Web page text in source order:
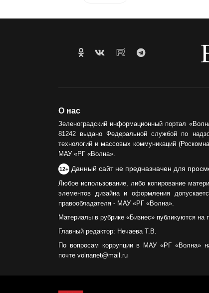
О нас
Зеленоградский информационный портал
81242 выдано Федеральной службой по
технологий и массовых коммуникаций
МАУ «РГ «Волна».
12+ Данный сайт не предназначен для
Любое использование, либо копирование
элементов дизайна и оформления
правообладателя - МАУ «РГ «Волна».
Материалы в рубрике «Бизнес» публикуются на
Главный редактор: Нечаева Т.В.
По вопросам коррупции в МАУ «РГ «Волна»
почте volnanet@mail.ru